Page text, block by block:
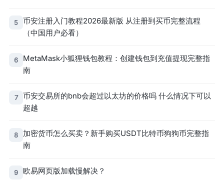
5
币安注册入门教程2026最新版 从注册到买币完整流程
（中国用户必看）
6
MetaMask小狐狸钱包教程：创建钱包到充值提现完整指
南
7
币安交易所的bnb会超过以太坊的价格吗 什么情况下可以
超越
8
加密货币怎么买卖？新手购买USDT比特币狗狗币完整指
南
9 欧易网页版加载慢解决？